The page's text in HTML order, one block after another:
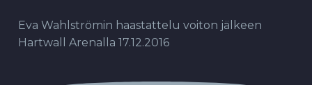
Eva Wahlströmin haastattelu voiton jälkeen
Hartwall Arenalla 17.12.2016